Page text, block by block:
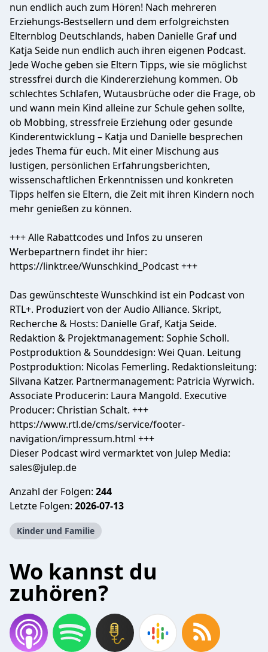
nun endlich auch zum Hören! Nach mehreren
Erziehungs-Bestsellern und dem erfolgreichsten
Elternblog Deutschlands, haben Danielle Graf und
Katja Seide nun endlich auch ihren eigenen Podcast.
Jede Woche geben sie Eltern Tipps, wie sie möglichst
stressfrei durch die Kindererziehung kommen. Ob
schlechtes Schlafen, Wutausbrüche oder die Frage, ob
und wann mein Kind alleine zur Schule gehen sollte,
ob Mobbing, stressfreie Erziehung oder gesunde
Kinderentwicklung – Katja und Danielle besprechen
jedes Thema für euch. Mit einer Mischung aus
lustigen, persönlichen Erfahrungsberichten,
wissenschaftlichen Erkenntnissen und konkreten
Tipps helfen sie Eltern, die Zeit mit ihren Kindern noch
mehr genießen zu können.
+++ Alle Rabattcodes und Infos zu unseren
Werbepartnern findet ihr hier:
https://linktr.ee/Wunschkind_Podcast +++
Das gewünschteste Wunschkind ist ein Podcast von
RTL+. Produziert von der Audio Alliance. Skript,
Recherche & Hosts: Danielle Graf, Katja Seide.
Redaktion & Projektmanagement: Sophie Scholl.
Postproduktion & Sounddesign: Wei Quan. Leitung
Postproduktion: Nicolas Femerling. Redaktionsleitung:
Silvana Katzer. Partnermanagement: Patricia Wyrwich.
Associate Producerin: Laura Mangold. Executive
Producer: Christian Schalt. +++
https://www.rtl.de/cms/service/footer-
navigation/impressum.html +++
Dieser Podcast wird vermarktet von Julep Media:
sales@julep.de
Anzahl der Folgen: 244
Letzte Folgen: 2026-07-13
Kinder und Familie
Wo kannst du
zuhören?